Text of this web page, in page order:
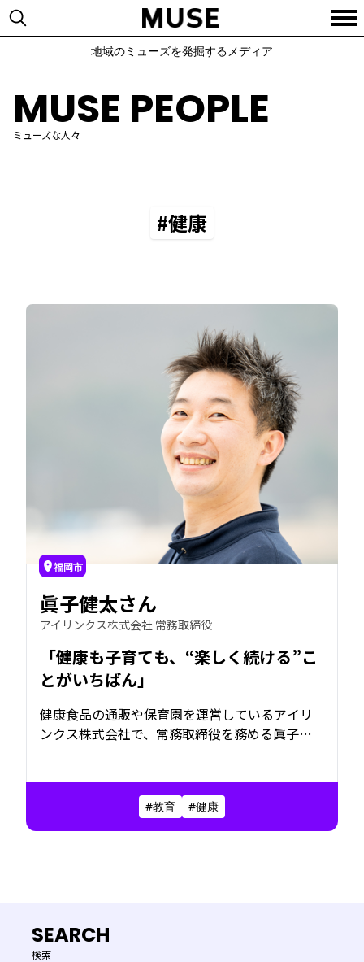
地域のミューズを発掘するメディア
MUSE PEOPLE
ミューズな人々
#健康
福岡市
眞子健太さん
アイリンクス株式会社 常務取締役
「健康も子育ても、“楽しく続ける”こ
とがいちばん」
健康食品の通販や保育園を運営しているアイリ
ンクス株式会社で、常務取締役を務める眞子健
った波乱の社会人１年目に端を発する。
そこから健康、そして教育へと広がっていった
歩みは、いまこの会社で結実するための“必
#教育 #健康
SEARCH
検索